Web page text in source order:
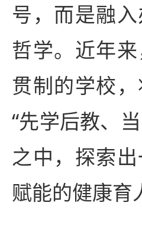
号，而是融
哲学。近年
贯制的学校
“先学后教、
之中，探索
赋能的健康育